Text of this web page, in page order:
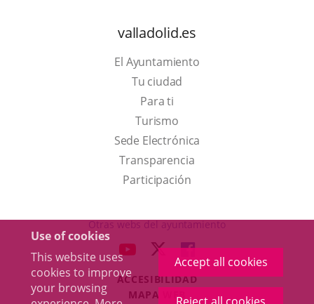
Use of cookies
This website uses
cookies to improve
your browsing
Accept all cookies
valladolid.es
El Ayuntamiento
Tu ciudad
Para ti
TurismoThis
link
will
open
a
up
window.
Sede Electrónica
Transparencia
Participación
Otras webs del ayuntamiento
LINK
EXTERNAL
LINK
TO
EXTERNAL
LINK
TO
EXTERNAL
ACCESIBILIDAD
MAPA WEB